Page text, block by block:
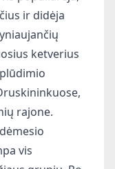
ir didėja
ketverius
rajone.
vis